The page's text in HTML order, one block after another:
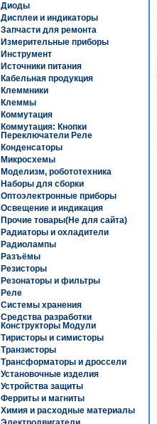
Диоды
Дисплеи и индикаторы
Запчасти для ремонта
Измерительные приборы
Инструмент
Источники питания
Кабельная продукция
Клеммники
Клеммы
Коммутация
Коммутация: Кнопки
Переключатели Реле
Конденсаторы
Микросхемы
Моделизм, робототехника
Наборы для сборки
Оптоэлектронные приборы
Освещение и индикация
Прочие товары(Не для сайта)
Радиаторы и охладители
Радиолампы
Разъёмы
Резисторы
Резонаторы и фильтры
Реле
Системы хранения
Средства разработки
Конструкторы Модули
Тиристоры и симисторы
Транзисторы
Трансформаторы и дроссели
Установочные изделия
Устройства защиты
Ферриты и магниты
Химия и расходные материалы